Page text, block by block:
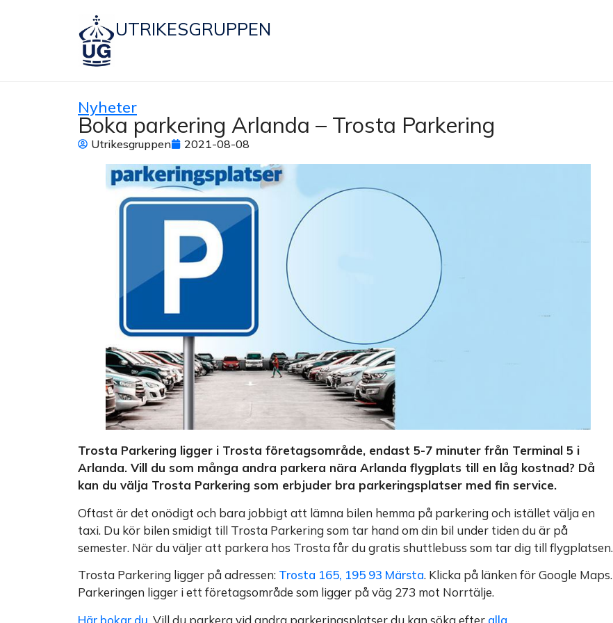
UTRIKESGRUPPEN
Nyheter
Boka parkering Arlanda – Trosta Parkering
Utrikesgruppen 2021-08-08
Trosta Parkering ligger i Trosta företagsområde, endast 5-7 minuter från Terminal 5 i
Arlanda. Vill du som många andra parkera nära Arlanda flygplats till en låg kostnad? Då
kan du välja Trosta Parkering som erbjuder bra parkeringsplatser med fin service.
Oftast är det onödigt och bara jobbigt att lämna bilen hemma på parkering och istället välja en
taxi. Du kör bilen smidigt till Trosta Parkering som tar hand om din bil under tiden du är på
semester. När du väljer att parkera hos Trosta får du gratis shuttlebuss som tar dig till flygplatsen.
Trosta Parkering ligger på adressen: Trosta 165, 195 93 Märsta. Klicka på länken för Google Maps.
Parkeringen ligger i ett företagsområde som ligger på väg 273 mot Norrtälje.
Här bokar du . Vill du parkera vid andra parkeringsplatser du kan söka efter alla